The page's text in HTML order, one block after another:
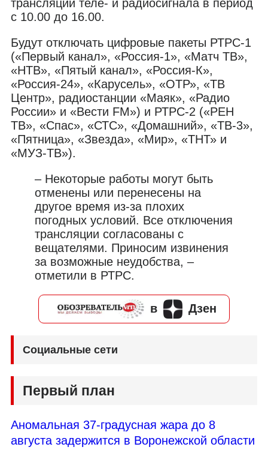
трансляции теле- и радиосигнала в период
с 10.00 до 16.00.
Будут отключать цифровые пакеты РТРС-1
(«Первый канал», «Россия-1», «Матч ТВ»,
«НТВ», «Пятый канал», «Россия-К»,
«Россия-24», «Карусель», «ОТР», «ТВ
Центр», радиостанции «Маяк», «Радио
России» и «Вести FM») и РТРС-2 («РЕН
ТВ», «Спас», «СТС», «Домашний», «ТВ-3»,
«Пятница», «Звезда», «Мир», «ТНТ» и
«МУЗ-ТВ»).
– Некоторые работы могут быть
отменены или перенесены на
другое время из-за плохих
погодных условий. Все отключения
трансляции согласованы с
вещателями. Приносим извинения
за возможные неудобства, –
отметили в РТРС.
в Дзен
Социальные сети
Первый план
Аномальная 37-градусная жара до 8
августа задержится в Воронежской области